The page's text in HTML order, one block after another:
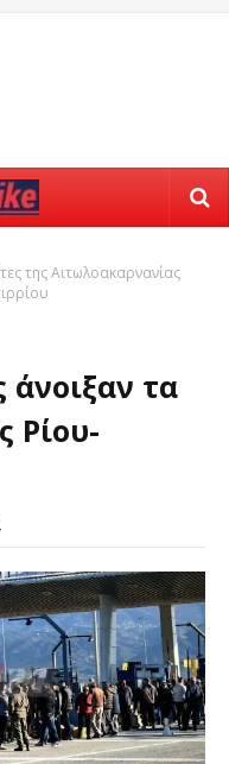
της Αιτωλοακαρνανίας
άνοιξαν τα
Ρίου-